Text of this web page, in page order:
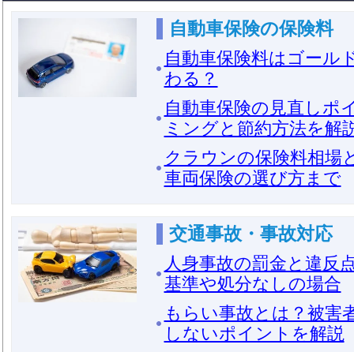
自動車保険の保険料
自動車保険料はゴール
わる？
自動車保険の見直しポ
ミングと節約方法を解
クラウンの保険料相場
車両保険の選び方まで
交通事故・事故対応
人身事故の罰金と違反
基準や処分なしの場合
もらい事故とは？被害
しないポイントを解説